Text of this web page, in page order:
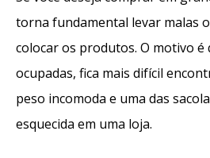
torna fundamental levar malas
colocar os produtos. O motivo é
ocupadas, fica mais difícil
peso incomoda e uma das
esquecida em uma loja.